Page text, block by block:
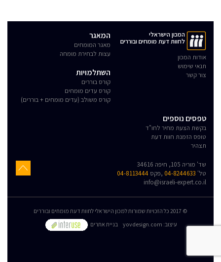
המכון הישראלי
לחוות דעת מומחים ובוררים
אודות המכון
תנאי שימוש
צור קשר
המאגר
מאגר המומחים
עצות לבחירת מומחה
השתלמויות
קורס בוררים
קורס עדים מומחים
קורס משולב (עדים מומחים + בוררים)
טפסים נוספים
בקשת הצעת מחיר לחו"ד
טופס הזמנת חוות דעת
תצהיר
שד' מוריה 105, חיפה 34616
טל' 04-8244633 ,פקס 04-8113444
info@israeli-expert.co.il
© 2017 כל הזכויות שמורות למכון הישראלי לחוות דעת מומחים ובוררים
בניית אתרים
yovdesign.com :עיצוב